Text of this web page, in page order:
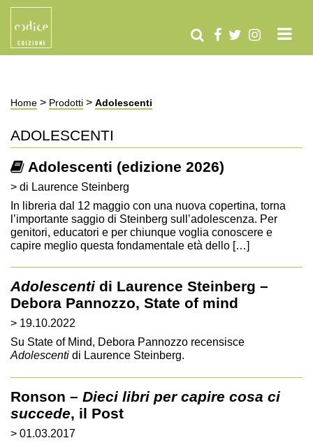
Home > Prodotti > Adolescenti
ADOLESCENTI
Adolescenti (edizione 2026)
> di Laurence Steinberg
In libreria dal 12 maggio con una nuova copertina, torna
l’importante saggio di Steinberg sull’adolescenza. Per
genitori, educatori e per chiunque voglia conoscere e
capire meglio questa fondamentale età dello […]
Adolescenti di Laurence Steinberg –
Debora Pannozzo, State of mind
> 19.10.2022
Su State of Mind, Debora Pannozzo recensisce
Adolescenti di Laurence Steinberg.
Ronson – Dieci libri per capire cosa ci
succede, il Post
> 01.03.2017